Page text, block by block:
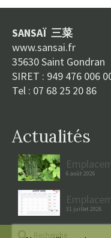
SANSAÏ 三菜
www.sansai.fr
35630 Saint Gondran
SIRET : 949 476 006
Tel : 07 68 25 20 86
Actualités
6 août 2026
31 juillet 2026
Rechercher :